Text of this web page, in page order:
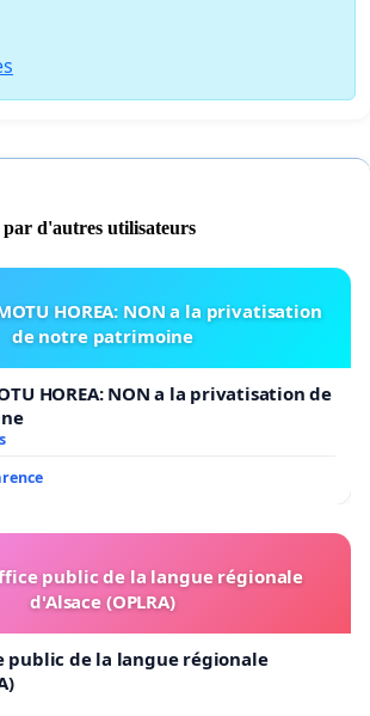
d'autres utilisateurs
HOREA: NON a la privatisation
de notre patrimoine
HOREA: NON a la privatisation de
public de la langue régionale
d'Alsace (OPLRA)
public de la langue régionale